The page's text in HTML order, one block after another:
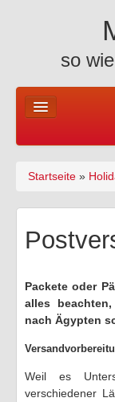
so
Altes Ägypten
Reiseberichte
Fotos
Sie sind hier
Startseite »
Packete oder
alles
nach Ägypten
Weil es
verschiedener